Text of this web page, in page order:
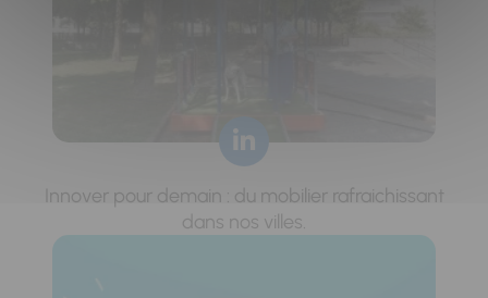
Innover pour demain : du mobilier rafraichissant
dans nos villes.